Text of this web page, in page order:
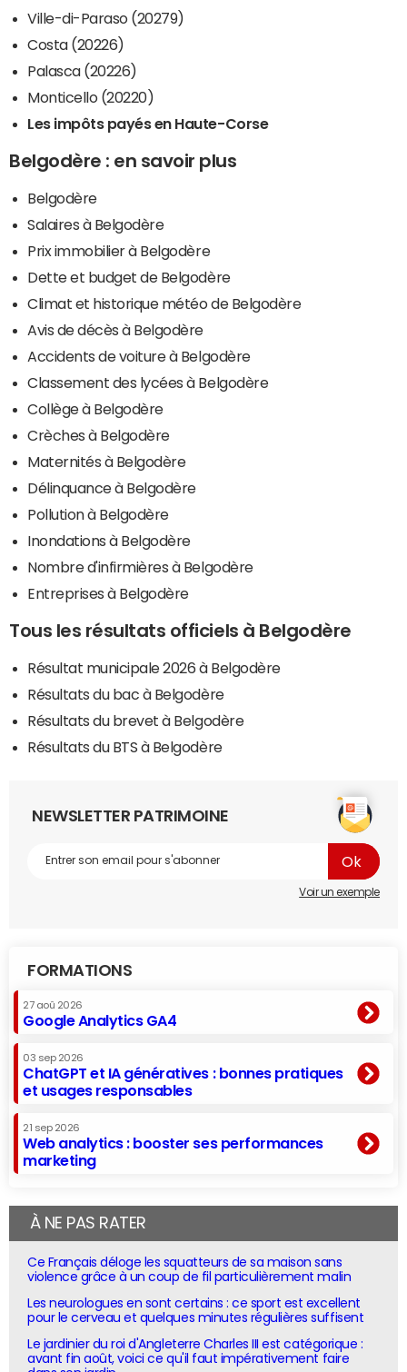
Ville-di-Paraso (20279)
Costa (20226)
Palasca (20226)
Monticello (20220)
Les impôts payés en Haute-Corse
Belgodère : en savoir plus
Belgodère
Salaires à Belgodère
Prix immobilier à Belgodère
Dette et budget de Belgodère
Climat et historique météo de Belgodère
Avis de décès à Belgodère
Accidents de voiture à Belgodère
Classement des lycées à Belgodère
Collège à Belgodère
Crèches à Belgodère
Maternités à Belgodère
Délinquance à Belgodère
Pollution à Belgodère
Inondations à Belgodère
Nombre d'infirmières à Belgodère
Entreprises à Belgodère
Tous les résultats officiels à Belgodère
Résultat municipale 2026 à Belgodère
Résultats du bac à Belgodère
Résultats du brevet à Belgodère
Résultats du BTS à Belgodère
NEWSLETTER PATRIMOINE
Voir un exemple
FORMATIONS
27 aoû 2026
Google Analytics GA4
03 sep 2026
ChatGPT et IA génératives : bonnes pratiques
et usages responsables
21 sep 2026
Web analytics : booster ses performances
marketing
À NE PAS RATER
Ce Français déloge les squatteurs de sa maison sans
violence grâce à un coup de fil particulièrement malin
Les neurologues en sont certains : ce sport est excellent
pour le cerveau et quelques minutes régulières suffisent
Le jardinier du roi d'Angleterre Charles III est catégorique :
avant fin août, voici ce qu'il faut impérativement faire